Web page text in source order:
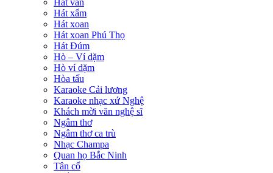
Hát văn
Hát xẩm
Hát xoan
Hát xoan Phú Thọ
Hát Đúm
Hò – Ví dặm
Hò ví dặm
Hòa tấu
Karaoke Cải lương
Karaoke nhạc xứ Nghệ
Khách mời văn nghệ sĩ
Ngâm thơ
Ngâm thơ ca trù
Nhạc Champa
Quan họ Bắc Ninh
Tân cổ